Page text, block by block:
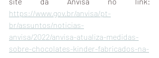
https://www.gov.br/anvisa/pt-
br/assuntos/noticias-
anvisa/2022/anvisa-atualiza-medidas-
sobre-chocolates-kinder-fabricados-na-